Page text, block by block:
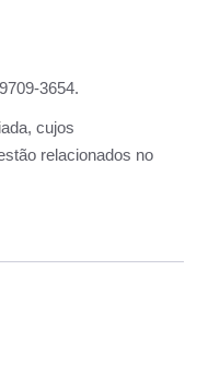
3654.
cujos
relacionados no